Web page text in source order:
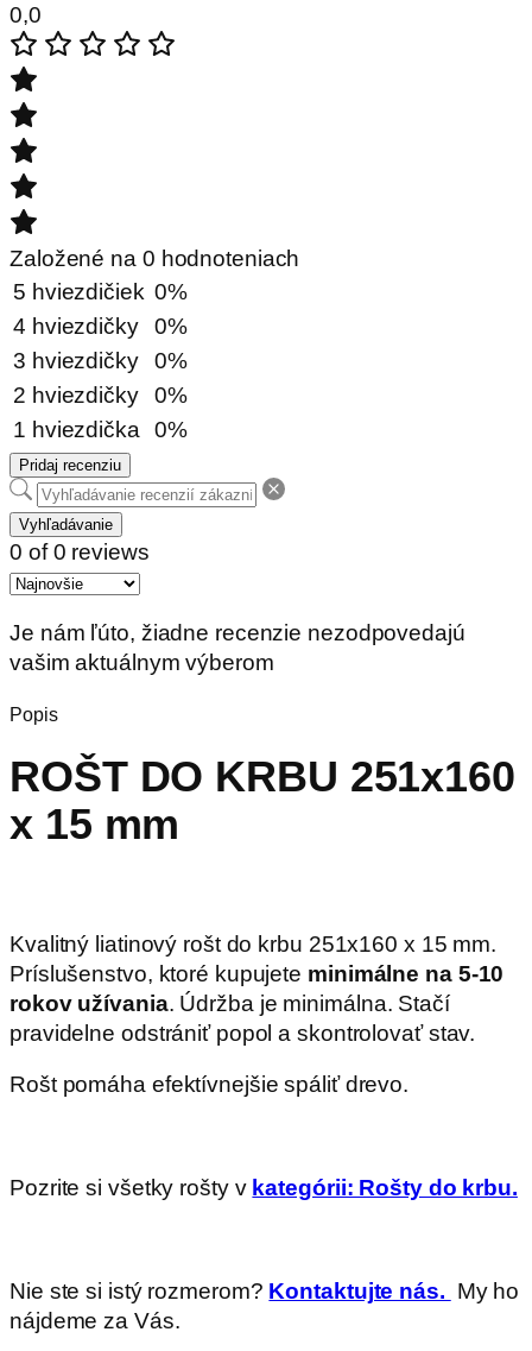
0,0
Založené na 0 hodnoteniach
5 hviezdičiek 0%
4 hviezdičky
0%
3 hviezdičky
0%
2 hviezdičky
0%
1 hviezdička
0%
Pridaj recenziu
Vyhľadávanie
0 of 0 reviews
Je nám ľúto, žiadne recenzie nezodpovedajú
vašim aktuálnym výberom
Popis
ROŠT DO KRBU 251x160
x 15 mm
Kvalitný liatinový rošt do krbu 251x160 x 15 mm.
Príslušenstvo, ktoré kupujete minimálne na 5-10
rokov užívania. Údržba je minimálna. Stačí
pravidelne odstrániť popol a skontrolovať stav.
Rošt pomáha efektívnejšie spáliť drevo.
Pozrite si všetky rošty v kategórii: Rošty do krbu.
Nie ste si istý rozmerom? Kontaktujte nás. My ho
nájdeme za Vás.